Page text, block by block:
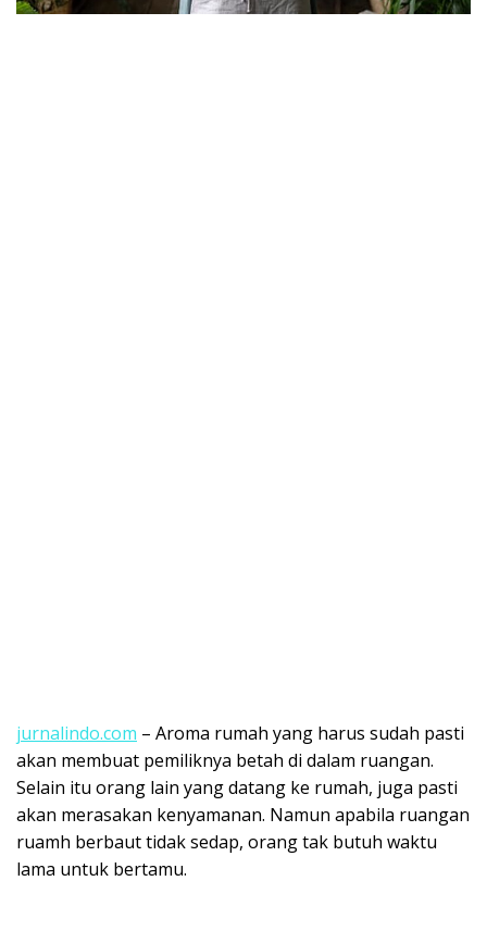
jurnalindo.com – Aroma rumah yang harus sudah pasti
akan membuat pemiliknya betah di dalam ruangan.
Selain itu orang lain yang datang ke rumah, juga pasti
akan merasakan kenyamanan. Namun apabila ruangan
ruamh berbaut tidak sedap, orang tak butuh waktu
lama untuk bertamu.